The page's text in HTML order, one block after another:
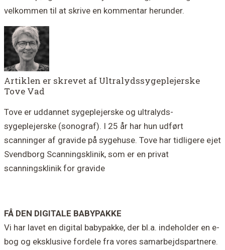
velkommen til at skrive en kommentar herunder.
Artiklen er skrevet af Ultralydssygeplejerske
Tove Vad
Tove er uddannet sygeplejerske og ultralyds-
sygeplejerske (sonograf). I 25 år har hun udført
scanninger af gravide på sygehuse. Tove har tidligere ejet
Svendborg Scanningsklinik, som er en privat
scanningsklinik for gravide
FÅ DEN DIGITALE BABYPAKKE
Vi har lavet en digital babypakke, der bl.a. indeholder en e-
bog og eksklusive fordele fra vores samarbejdspartnere.